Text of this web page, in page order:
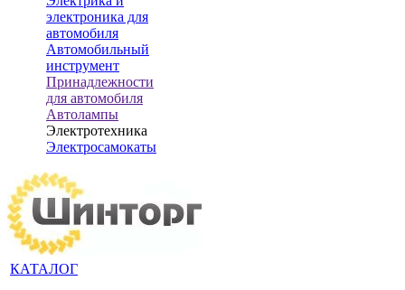
электроника для
автомобиля
Автомобильный
инструмент
Принадлежности
для автомобиля
Автолампы
Электротехника
Электросамокаты
КАТАЛОГ